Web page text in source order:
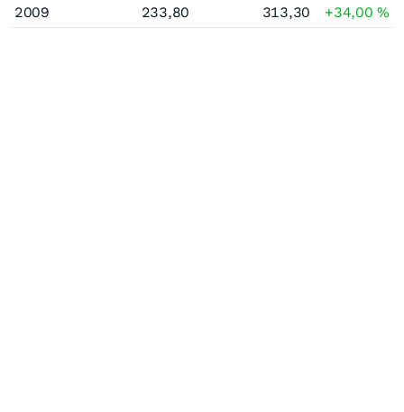
2009
233,80 313,30 +34,00%